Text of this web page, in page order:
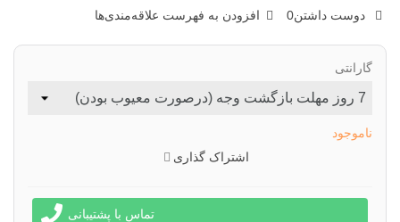
دوست داشتن0 افزودن به فهرست علاقه‌مندی‌ها
گارانتی
ناموجود
اشتراک گذاری
تماس با پشتیبانی